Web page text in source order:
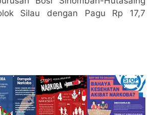
Silau dengan Pagu Rp 17,7